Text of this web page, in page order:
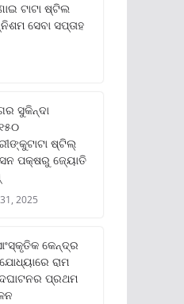
ଟାଟା ଷ୍ଟିଲ
ସେବା ସପ୍ତାହ
ସୁକିନ୍ଦା
ଷ୍ଟିଲ୍
ପକ୍ଷରୁ ଜ୍ୟୋତି
2025
କେନ୍ଦ୍ର
ରାମ
ପ୍ରଥମ